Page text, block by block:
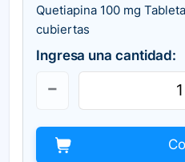
Quetiapina 100 mg
cubiertas
Ingresa una cantidad: